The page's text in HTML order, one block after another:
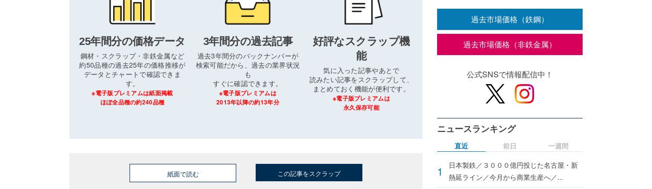
25年間分の価格データ
鋼材・スクラップ・非鉄金属など
約50品種の過去25年の価格推移が
データとチャートで確認できま
す。
※電子版プレミアムは紙面掲載
ほぼ全品種の約240品種
3年間分の過去記事
過去3年間分のバックナンバーが
検索可能だから、過去の業界状況
も
すぐに確認できます。
※電子版プレミアムは
2013年以降の約13年分
好評なスクラップ機
能
気に入った記事やあとで
読みたい記事をスクラップして、
まとめておく機能が便利です。
※電子版プレミアムは
永久保存可能
紙面で読む この記事をスクラップ
過去市場価格（鉄鋼）
過去市場価格（非鉄金属）
公式SNSで情報配信中！
ニュースランキング
直近
日本製鉄／３０００億円投じた名古屋・新
熱延ライン／今月から商業生産へ／...
前日 一週間